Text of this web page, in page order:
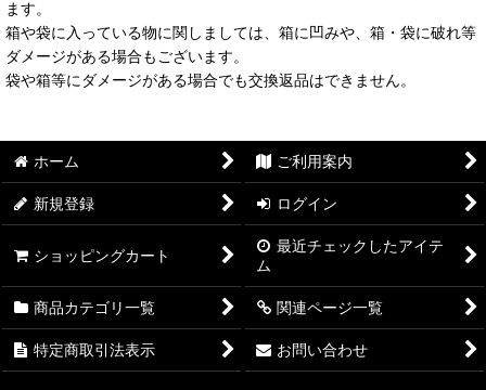
ます。
箱や袋に入っている物に関しましては、箱に凹みや、箱・袋に破れ等
ダメージがある場合もございます。
袋や箱等にダメージがある場合でも交換返品はできません。
ホーム ご利用案内
新規登録 ログイン
ショッピングカート
最近チェックしたアイテ
ム
商品カテゴリ一覧 関連ページ一覧
特定商取引法表示 お問い合わせ